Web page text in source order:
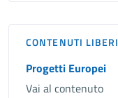
CONTENUTI LIBERI
Progetti Europei
Vai al contenuto